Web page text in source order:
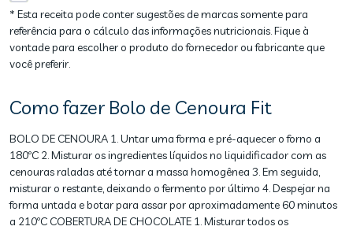
* Esta receita pode conter sugestões de marcas somente para
referência para o cálculo das informações nutricionais. Fique à
vontade para escolher o produto do fornecedor ou fabricante que
você preferir.
Como fazer Bolo de Cenoura Fit
BOLO DE CENOURA 1. Untar uma forma e pré-aquecer o forno a
180ºC 2. Misturar os ingredientes líquidos no liquidificador com as
cenouras raladas até tornar a massa homogênea 3. Em seguida,
misturar o restante, deixando o fermento por último 4. Despejar na
forma untada e botar para assar por aproximadamente 60 minutos
a 210ºC COBERTURA DE CHOCOLATE 1. Misturar todos os